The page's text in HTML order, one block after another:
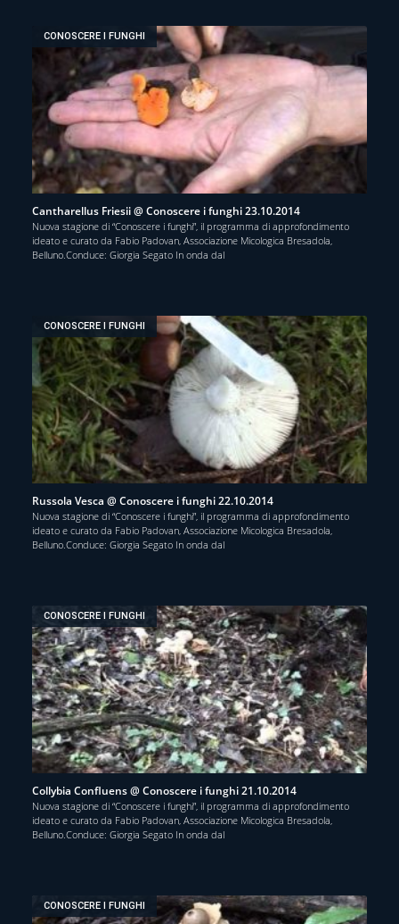
CONOSCERE I FUNGHI
Cantharellus Friesii @ Conoscere i funghi 23.10.2014
Nuova stagione di “Conoscere i funghi”, il programma di approfondimento
ideato e curato da Fabio Padovan, Associazione Micologica Bresadola,
Belluno.Conduce: Giorgia Segato In onda dal
CONOSCERE I FUNGHI
Russola Vesca @ Conoscere i funghi 22.10.2014
Nuova stagione di “Conoscere i funghi”, il programma di approfondimento
ideato e curato da Fabio Padovan, Associazione Micologica Bresadola,
Belluno.Conduce: Giorgia Segato In onda dal
CONOSCERE I FUNGHI
Collybia Confluens @ Conoscere i funghi 21.10.2014
Nuova stagione di “Conoscere i funghi”, il programma di approfondimento
ideato e curato da Fabio Padovan, Associazione Micologica Bresadola,
Belluno.Conduce: Giorgia Segato In onda dal
CONOSCERE I FUNGHI